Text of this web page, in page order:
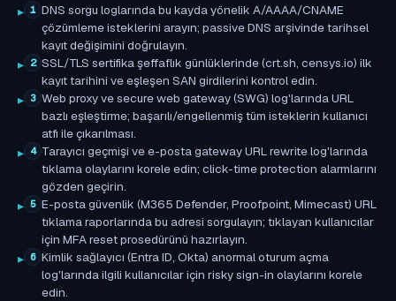
1 DNS sorgu loglarında bu kayda yönelik A/AAAA/CNAME
çözümleme isteklerini arayın; passive DNS arşivinde tarihsel
kayıt değişimini doğrulayın.
2 SSL/TLS sertifika şeffaflık günlüklerinde (crt.sh, censys.io) ilk
kayıt tarihini ve eşleşen SAN girdilerini kontrol edin.
3 Web proxy ve secure web gateway (SWG) log'larında URL
bazlı eşleştirme; başarılı/engellenmiş tüm isteklerin kullanıcı
atfı ile çıkarılması.
4 Tarayıcı geçmişi ve e-posta gateway URL rewrite log'larında
tıklama olaylarını korele edin; click-time protection alarmlarını
gözden geçirin.
5 E-posta güvenlik (M365 Defender, Proofpoint, Mimecast) URL
tıklama raporlarında bu adresi sorgulayın; tıklayan kullanıcılar
için MFA reset prosedürünü hazırlayın.
6 Kimlik sağlayıcı (Entra ID, Okta) anormal oturum açma
log'larında ilgili kullanıcılar için risky sign-in olaylarını korele
edin.